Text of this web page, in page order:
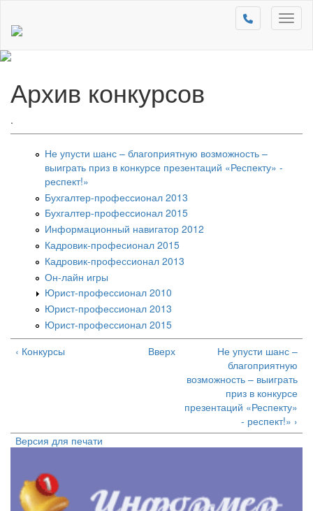
Архив конкурсов
.
Не упусти шанс – благоприятную возможность –
выиграть приз в конкурсе презентаций «Респекту» -
респект!»
Бухгалтер-профессионал 2013
Бухгалтер-профессионал 2015
Информационный навигатор 2012
Кадровик-професионал 2015
Кадровик-профессионал 2013
Он-лайн игры
Юрист-профессионал 2010
Юрист-профессионал 2013
Юрист-профессионал 2015
‹ Конкурсы
Вверх
Не упусти шанс –
благоприятную
возможность – выиграть
приз в конкурсе
презентаций «Респекту»
- респект!» ›
Версия для печати